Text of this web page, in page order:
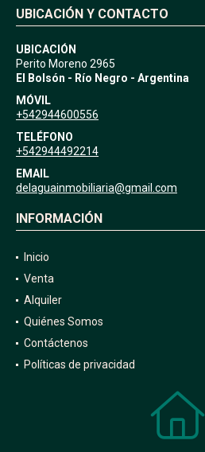
UBICACIÓN Y CONTACTO
UBICACIÓN
Perito Moreno 2965
El Bolsón - Río Negro - Argentina
MÓVIL
+542944600556
TELÉFONO
+542944492214
EMAIL
delaguainmobiliaria@gmail.com
INFORMACIÓN
Inicio
Venta
Alquiler
Quiénes Somos
Contáctenos
Políticas de privacidad